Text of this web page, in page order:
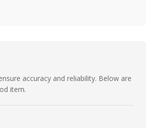
accuracy and reliability. Below are
item.